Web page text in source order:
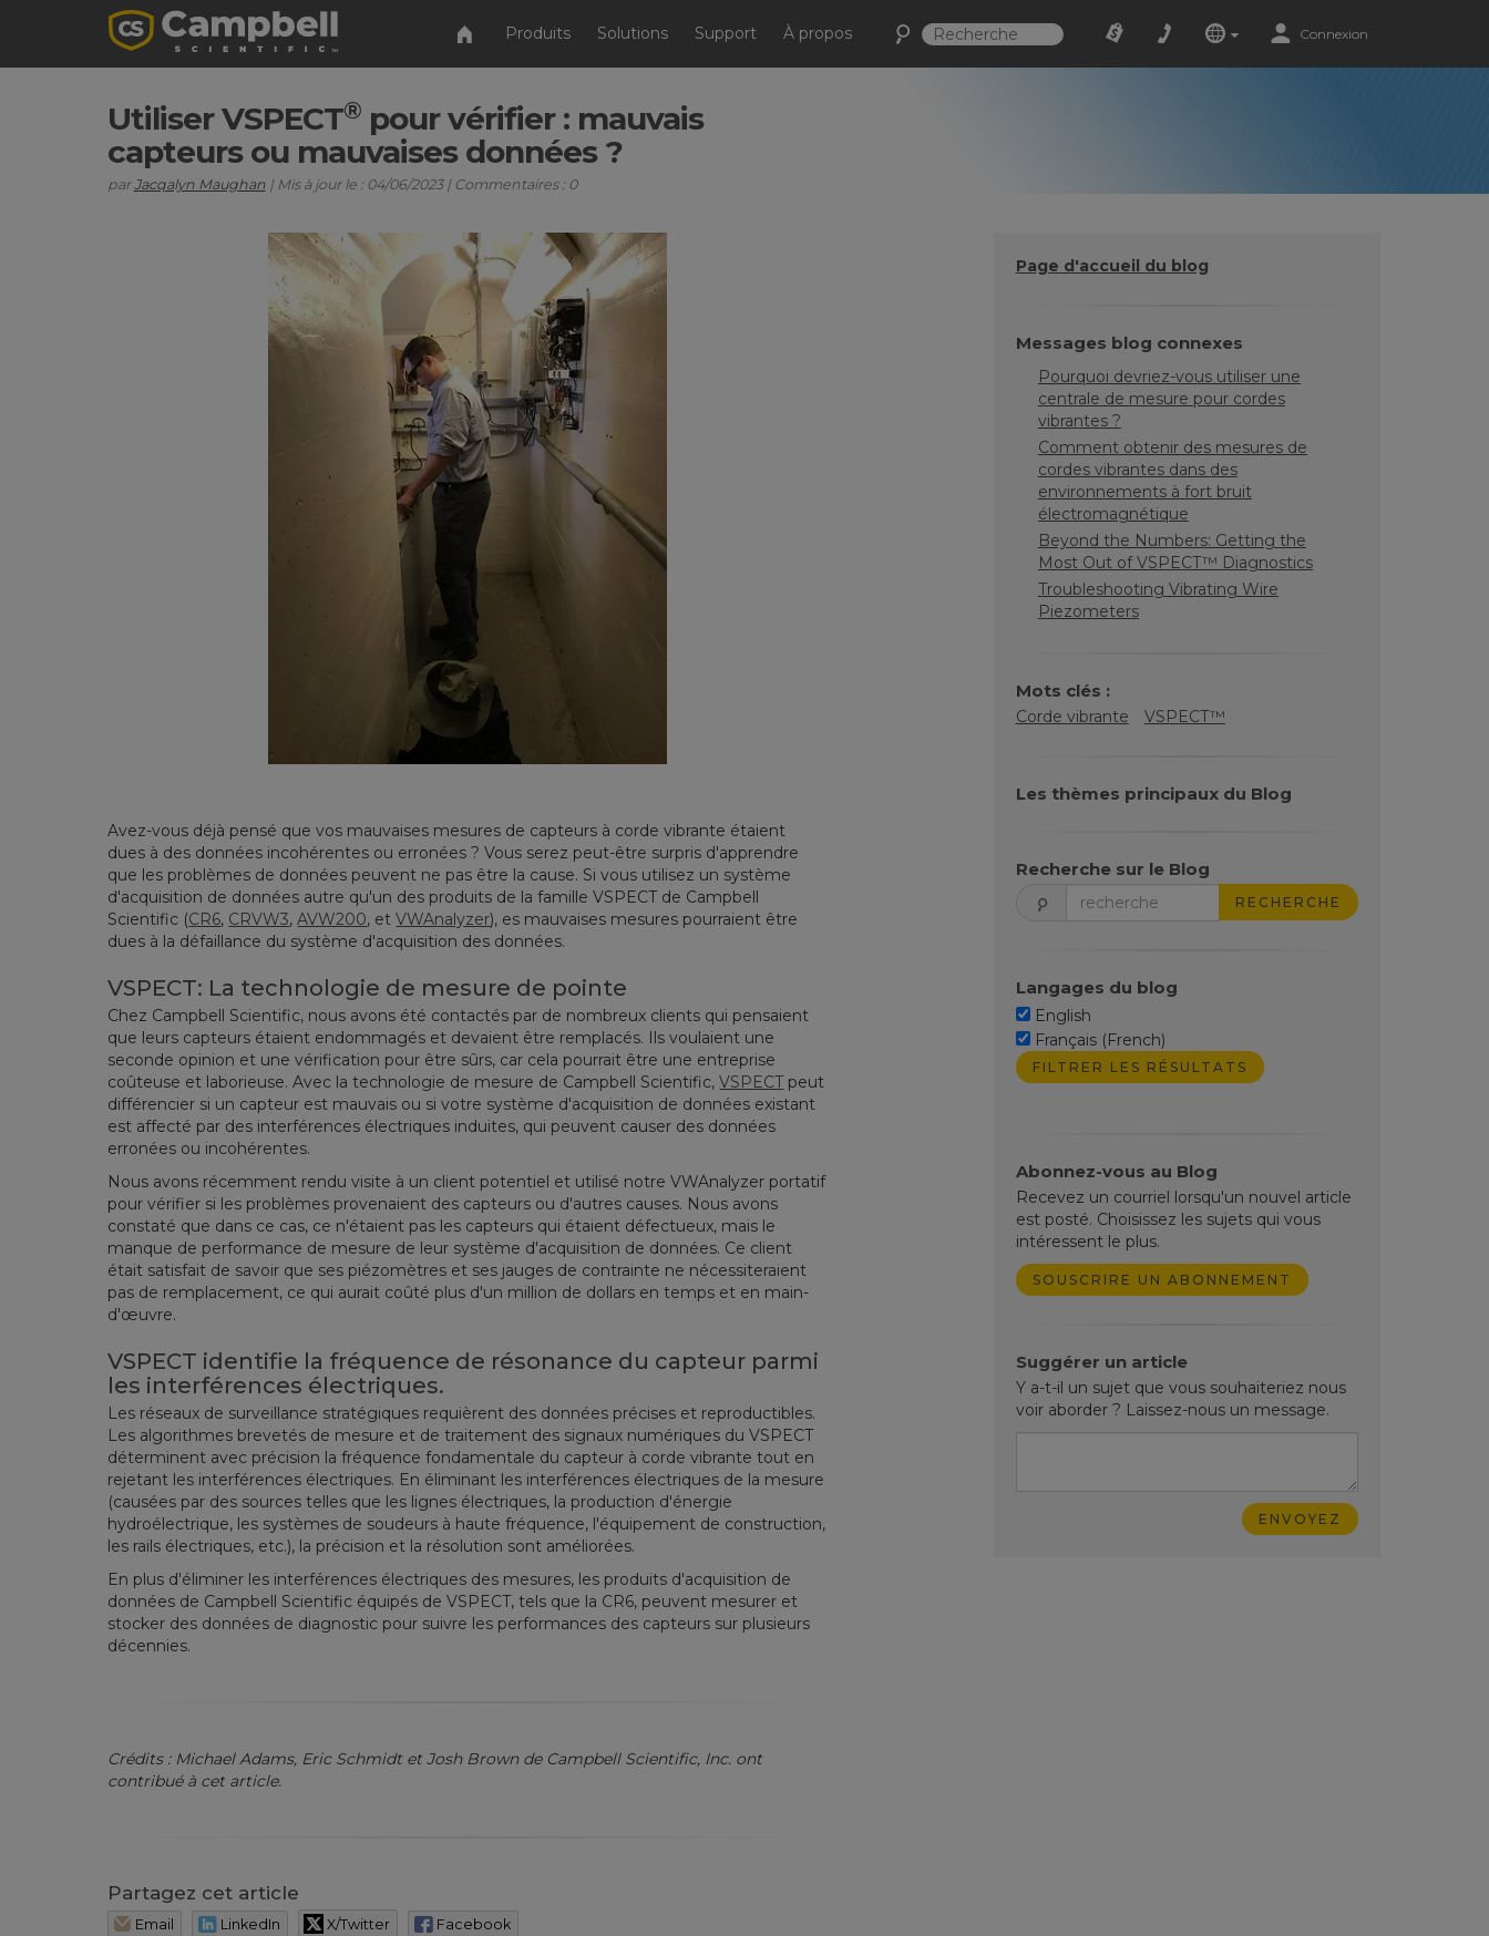
Produits Solutions Support À propos Connexion
Utiliser VSPECT®pour vérifier : mauvais
capteurs ou mauvaises données ?
parJacqalyn Maughan| Mis à jour le : 04/06/2023 | Commentaires : 0
Page d'accueil du blog
Messages blog connexes
Pourquoi devriez-vous utiliser une
centrale de mesure pour cordes
vibrantes ?
Comment obtenir des mesures de
cordes vibrantes dans des
environnements à fort bruit
électromagnétique
Beyond the Numbers: Getting the
Most Out of VSPECT™ Diagnostics
Troubleshooting Vibrating Wire
Piezometers
Mots clés :
Corde vibrante VSPECT™
Les thèmes principaux du Blog
Recherche sur le Blog
RECHERCHE
Langages du blog
English
Français (French)
Abonnez-vous au Blog
Recevez un courriel lorsqu'un nouvel article
est posté. Choisissez les sujets qui vous
intéressent le plus.
SOUSCRIRE UN ABONNEMENT
Suggérer un article
Y a-t-il un sujet que vous souhaiteriez nous
voir aborder ? Laissez-nous un message.
Avez-vous déjà pensé que vos mauvaises mesures de capteurs à corde vibrante étaient
dues à des données incohérentes ou erronées ? Vous serez peut-être surpris d'apprendre
que les problèmes de données peuvent ne pas être la cause. Si vous utilisez un système
d'acquisition de données autre qu'un des produits de la famille VSPECT de Campbell
Scientific (CR6, CRVW3,AVW200, etVWAnalyzer), es mauvaises mesures pourraient être
dues à la défaillance du système d'acquisition des données.
VSPECT: La technologie de mesure de pointe
Chez Campbell Scientific, nous avons été contactés par de nombreux clients qui pensaient
que leurs capteurs étaient endommagés et devaient être remplacés. Ils voulaient une
seconde opinion et une vérification pour être sûrs, car cela pourrait être une entreprise
coûteuse et laborieuse. Avec la technologie de mesure de Campbell Scientific,VSPECTpeut
différencier si un capteur est mauvais ou si votre système d'acquisition de données existant
est affecté par des interférences électriques induites, qui peuvent causer des données
erronées ou incohérentes.
Nous avons récemment rendu visite à un client potentiel et utilisé notre VWAnalyzer portatif
pour vérifier si les problèmes provenaient des capteurs ou d'autres causes. Nous avons
constaté que dans ce cas, ce n'étaient pas les capteurs qui étaient défectueux, mais le
manque de performance de mesure de leur système d'acquisition de données. Ce client
était satisfait de savoir que ses piézomètres et ses jauges de contrainte ne nécessiteraient
pas de remplacement, ce qui aurait coûté plus d'un million de dollars en temps et en main-
d'œuvre.
VSPECT identifie la fréquence de résonance du capteur parmi
les interférences électriques.
Les réseaux de surveillance stratégiques requièrent des données précises et reproductibles.
Les algorithmes brevetés de mesure et de traitement des signaux numériques du VSPECT
déterminent avec précision la fréquence fondamentale du capteur à corde vibrante tout en
rejetant les interférences électriques. En éliminant les interférences électriques de la mesure
(causées par des sources telles que les lignes électriques, la production d'énergie
hydroélectrique, les systèmes de soudeurs à haute fréquence, l'équipement de construction,
les rails électriques, etc.), la précision et la résolution sont améliorées.
En plus d'éliminer les interférences électriques des mesures, les produits d'acquisition de
données de Campbell Scientific équipés de VSPECT, tels que la CR6, peuvent mesurer et
stocker des données de diagnostic pour suivre les performances des capteurs sur plusieurs
décennies.
Crédits : Michael Adams, Eric Schmidt et Josh Brown de Campbell Scientific, Inc. ont
contribué à cet article.
Partagez cet article
Email LinkedIn X/Twitter Facebook